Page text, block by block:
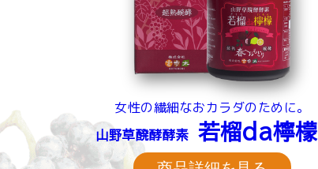
女性の繊細なおカラダのために。
山野草醗酵酵素 若榴da檸檬